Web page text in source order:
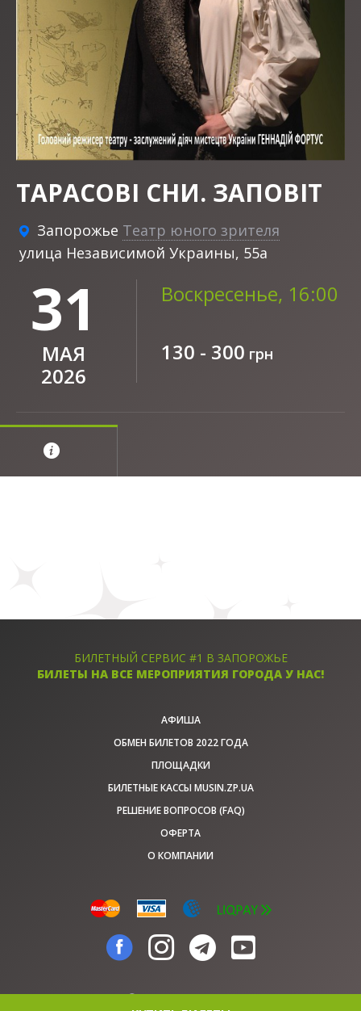
ТАРАСОВІ СНИ. ЗАПОВІТ
Запорожье Театр юного зрителя
улица Независимой Украины, 55а
31
МАЯ
2026
Воскресенье, 16:00
130 - 300 грн
БИЛЕТНЫЙ СЕРВИС #1 В ЗАПОРОЖЬЕ
БИЛЕТЫ НА ВСЕ МЕРОПРИЯТИЯ ГОРОДА У НАС!
АФИША
ОБМЕН БИЛЕТОВ 2022 ГОДА
ПЛОЩАДКИ
БИЛЕТНЫЕ КАССЫ MUSIN.ZP.UA
РЕШЕНИЕ ВОПРОСОВ (FAQ)
ОФЕРТА
О КОМПАНИИ
© musin.zp.ua, 2026